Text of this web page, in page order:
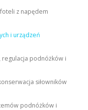
z napędem
i urządzeń
podnóżków i
siłowników
podnóżków i